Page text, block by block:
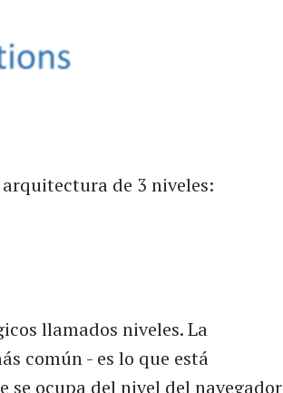
de 3 niveles:
llamados niveles. La
común - es lo que está
se ocupa del nivel del navegador